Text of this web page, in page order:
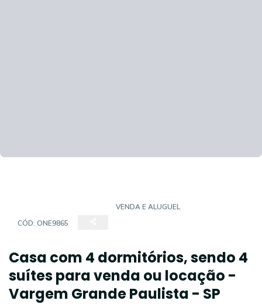
VENDA E ALUGUEL
CÓD: ONE9865
Casa com 4 dormitórios, sendo 4
suítes para venda ou locação -
Vargem Grande Paulista - SP